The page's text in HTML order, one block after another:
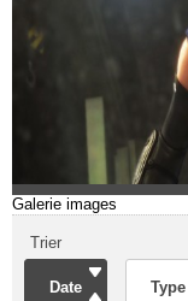
Galerie images
Trier
Date Type